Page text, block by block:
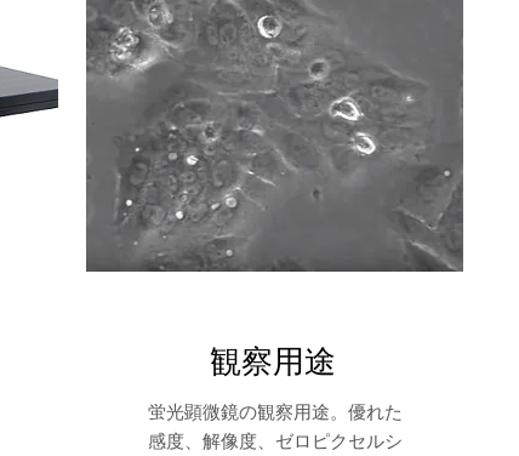
観察用途
蛍光顕微鏡の観察用途。優れた
感度、解像度、ゼロピクセルシ